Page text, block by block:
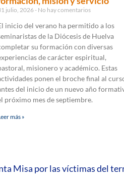
julio, 2026 No hay comentarios
inicio del verano ha permitido a los
de la Diócesis de Huelva
su formación con diversas
de carácter espiritual,
misionero y académico. Estas
ponen el broche final al
del inicio de un nuevo año
próximo mes de septiembre.
más »